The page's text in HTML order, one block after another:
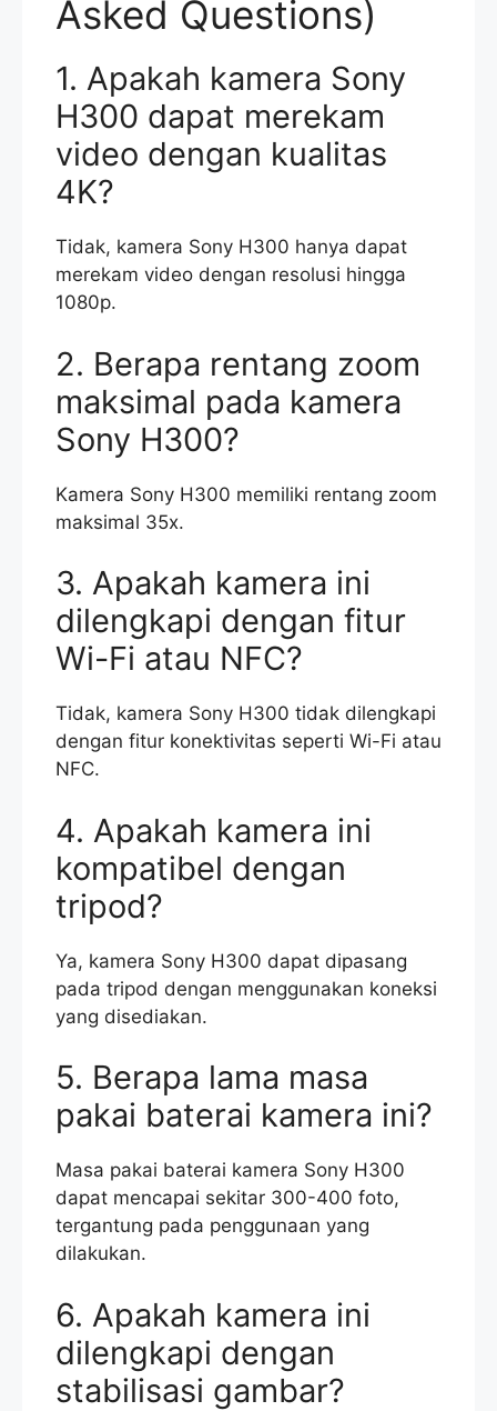
Asked Questions)
1. Apakah kamera Sony
H300 dapat merekam
video dengan kualitas
4K?
Tidak, kamera Sony H300 hanya dapat
merekam video dengan resolusi hingga
1080p.
2. Berapa rentang zoom
maksimal pada kamera
Sony H300?
Kamera Sony H300 memiliki rentang zoom
maksimal 35x.
3. Apakah kamera ini
dilengkapi dengan fitur
Wi-Fi atau NFC?
Tidak, kamera Sony H300 tidak dilengkapi
dengan fitur konektivitas seperti Wi-Fi atau
NFC.
4. Apakah kamera ini
kompatibel dengan
tripod?
Ya, kamera Sony H300 dapat dipasang
pada tripod dengan menggunakan koneksi
yang disediakan.
5. Berapa lama masa
pakai baterai kamera ini?
Masa pakai baterai kamera Sony H300
dapat mencapai sekitar 300-400 foto,
tergantung pada penggunaan yang
dilakukan.
6. Apakah kamera ini
dilengkapi dengan
stabilisasi gambar?